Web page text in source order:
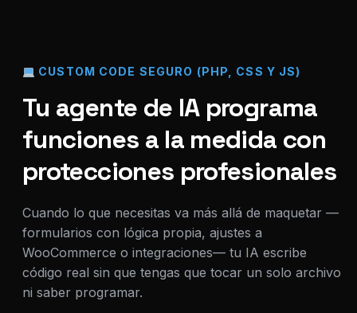
CUSTOM CODE SEGURO (PHP, CSS Y JS)
Tu agente de IA programa
funciones a la medida con
protecciones profesionales
Cuando lo que necesitas va más allá de maquetar —
formularios con lógica propia, ajustes a
WooCommerce o integraciones— tu IA escribe
código real sin que tengas que tocar un solo archivo
ni saber programar.